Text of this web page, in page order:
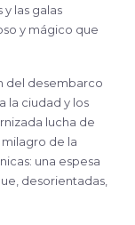
y las galas
y mágico que
del desembarco
la ciudad y los
lucha de
de la
una espesa
desorientadas,